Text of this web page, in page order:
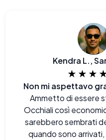
Kendra L.,
Ammetto di essere
Occhiali così
sarebbero sembrati
quando sono